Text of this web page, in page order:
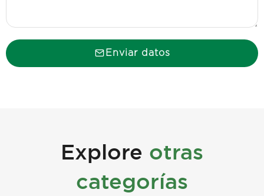
Enviar datos
Explore otras
categorías